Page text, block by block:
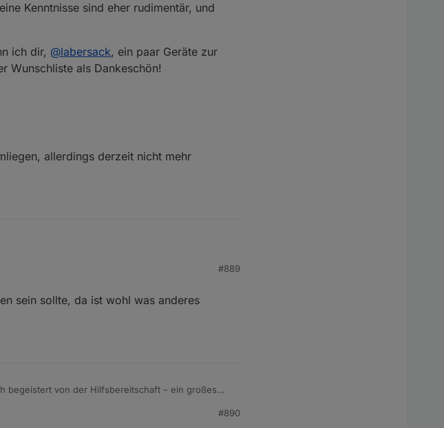
Kenntnisse sind eher rudimentär, und
ich dir, @labersack, ein paar Geräte zur
Wunschliste als Dankeschön!
allerdings derzeit nicht mehr
#889
sein sollte, da ist wohl was anderes
begeistert von der Hilfsbereitschaft – ein großes
ein ganzes Set an Homematic-Dimm- #890